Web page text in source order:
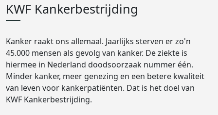
KWF Kankerbestrijding
Kanker raakt ons allemaal. Jaarlijks sterven er zo'n
45.000 mensen als gevolg van kanker. De ziekte is
hiermee in Nederland doodsoorzaak nummer één.
Minder kanker, meer genezing en een betere kwaliteit
van leven voor kankerpatiënten. Dat is het doel van
KWF Kankerbestrijding.